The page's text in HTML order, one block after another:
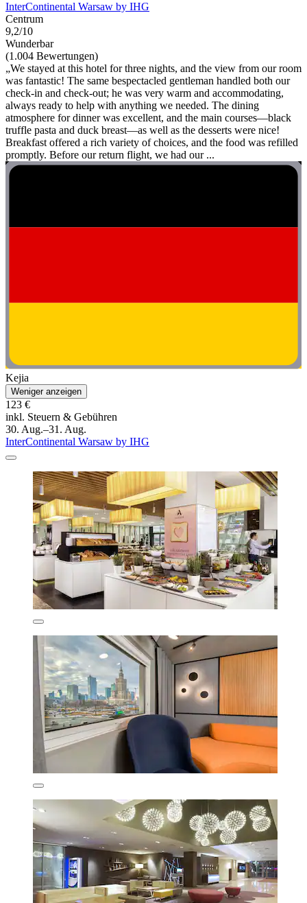
InterContinental Warsaw by IHG
Centrum
9,2/10
Wunderbar
(1.004 Bewertungen)
„We stayed at this hotel for three nights, and the view from our room
was fantastic! The same bespectacled gentleman handled both our
check-in and check-out; he was very warm and accommodating,
always ready to help with anything we needed. The dining
atmosphere for dinner was excellent, and the main courses—black
truffle pasta and duck breast—as well as the desserts were nice!
Breakfast offered a rich variety of choices, and the food was refilled
promptly. Before our return flight, we had our ...
Kejia
Weniger anzeigen
123 €
inkl. Steuern & Gebühren
30. Aug.–31. Aug.
InterContinental Warsaw by IHG